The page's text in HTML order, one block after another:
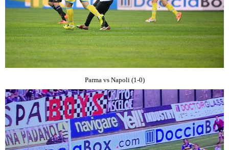
Parma vs Napoli (1-0)